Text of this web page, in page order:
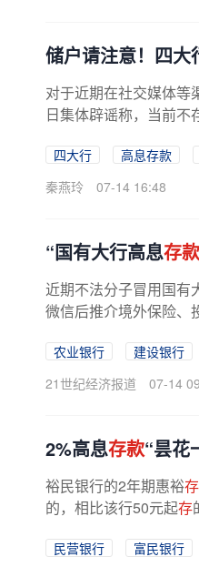
储户请注意！四大
对于近期在社交媒体等
日集体辟谣称，当前不
四大行 高息存款
秦燕玲
07-14 16:48
“国有大行高息存款
近期不法分子冒用国有
微信后推介境外保险、
农业银行 建设银行
21世纪经济报道
07-14
2%高息存款“昙花
裕民银行的2年期惠裕存
的，相比该行50元起存
民营银行 富民银行